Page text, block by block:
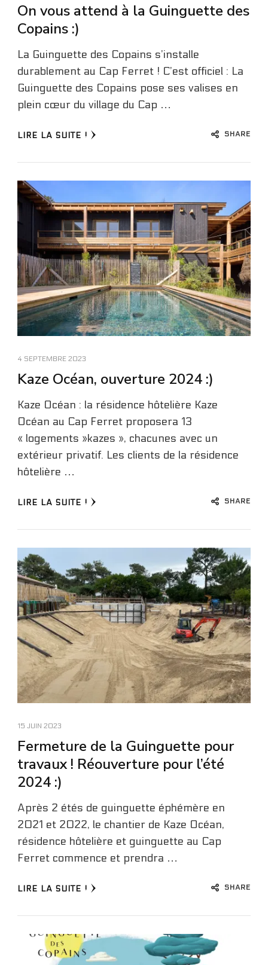
On vous attend à la Guinguette des
Copains :)
La Guinguette des Copains s’installe
durablement au Cap Ferret ! C’est officiel : La
Guinguette des Copains pose ses valises en
plein cœur du village du Cap …
LIRE LA SUITE ! SHARE
4 SEPTEMBRE 2023
Kaze Océan, ouverture 2024 :)
Kaze Océan : la résidence hôtelière Kaze
Océan au Cap Ferret proposera 13
« logements »kazes », chacunes avec un
extérieur privatif. Les clients de la résidence
hôtelière …
LIRE LA SUITE ! SHARE
15 JUIN 2023
Fermeture de la Guinguette pour
travaux ! Réouverture pour l’été
2024 :)
Après 2 étés de guinguette éphémère en
2021 et 2022, le chantier de Kaze Océan,
résidence hôtelière et guinguette au Cap
Ferret commence et prendra …
LIRE LA SUITE ! SHARE